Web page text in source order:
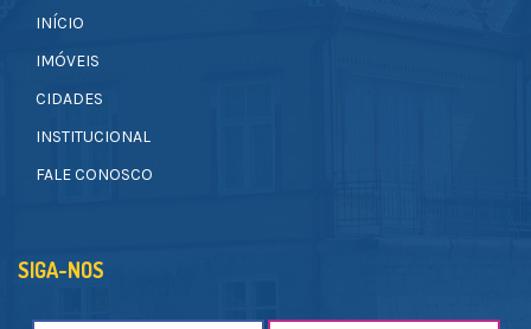
INÍCIO
IMÓVEIS
CIDADES
INSTITUCIONAL
FALE CONOSCO
SIGA-NOS